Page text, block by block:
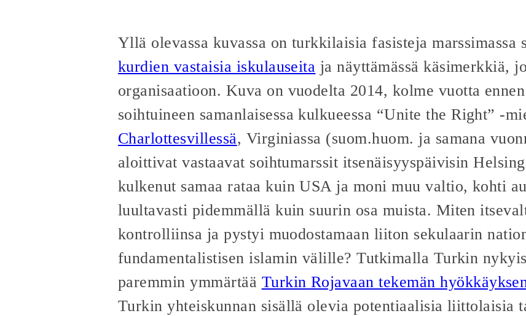
Yllä olevassa kuvassa on turkkilaisia fasisteja marssimassa
kurdien vastaisia iskulauseita ja näyttämässä käsimerkkiä,
organisaatioon. Kuva on vuodelta 2014, kolme vuotta
soihtuineen samanlaisessa kulkueessa “Unite the Right” -
Charlottesvillessä, Virginiassa (suom.huom. ja samana
aloittivat vastaavat soihtumarssit itsenäisyyspäivisin
kulkenut samaa rataa kuin USA ja moni muu valtio, kohti
luultavasti pidemmällä kuin suurin osa muista. Miten
kontrolliinsa ja pystyi muodostamaan liiton sekulaarin
fundamentalistisen islamin välille? Tutkimalla Turkin
paremmin ymmärtää Turkin Rojavaan tekemän
Turkin yhteiskunnan sisällä olevia potentiaalisia liittolaisia